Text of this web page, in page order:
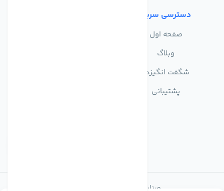
دسترسی سریع
صفحه اول
وبلاگ
شگفت انگیزها
پشتیبانی
صنایع تولیدی تصفیه آب ماهان